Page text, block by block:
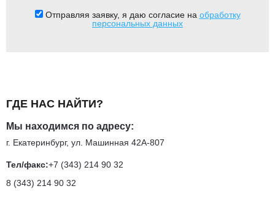
Отправляя заявку, я даю согласие на обработку
персональных данных
ГДЕ НАС НАЙТИ?
Мы находимся по адресу:
г. Екатеринбург, ул. Машинная 42А-807
Тел/факс:+7 (343) 214 90 32
8 (343) 214 90 32